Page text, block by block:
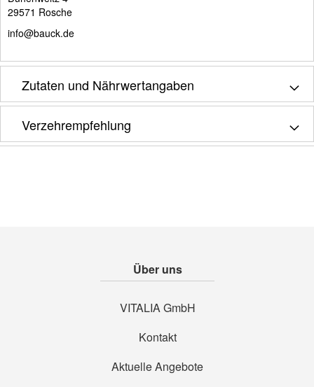
29571 Rosche
info@bauck.de
Zutaten und Nährwertangaben
Verzehrempfehlung
Über uns
VITALIA GmbH
Kontakt
Aktuelle Angebote